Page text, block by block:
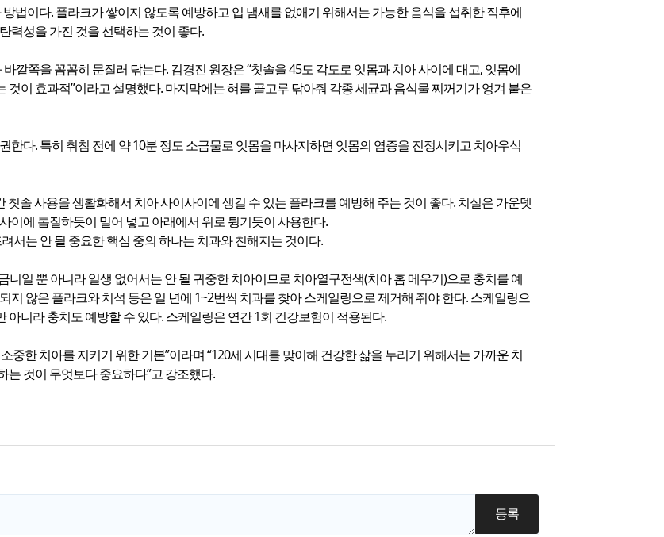
법이다. 플라크가 쌓이지 않도록 예방하고 입 냄새를 없애기 위해서는 가능한 음식을 섭취한 직후에
력성을 가진 것을 선택하는 것이 좋다.
깥쪽을 꼼꼼히 문질러 닦는다. 김경진 원장은 “칫솔을 45도 각도로 잇몸과 치아 사이에 대고, 잇몸에
이 효과적”이라고 설명했다. 마지막에는 혀를 골고루 닦아줘 각종 세균과 음식물 찌꺼기가 엉겨 붙은
한다. 특히 취침 전에 약 10분 정도 소금물로 잇몸을 마사지하면 잇몸의 염증을 진정시키고 치아우식
솔 사용을 생활화해서 치아 사이사이에 생길 수 있는 플라크를 예방해 주는 것이 좋다. 치실은 가운뎃
이에 톱질하듯이 밀어 넣고 아래에서 위로 튕기듯이 사용한다.
서는 안 될 중요한 핵심 중의 하나는 치과와 친해지는 것이다.
일 뿐 아니라 일생 없어서는 안 될 귀중한 치아이므로 치아열구전색(치아 홈 메우기)으로 충치를 예
지 않은 플라크와 치석 등은 일 년에 1~2번씩 치과를 찾아 스케일링으로 제거해 줘야 한다. 스케일링으
니라 충치도 예방할 수 있다. 스케일링은 연간 1회 건강보험이 적용된다.
중한 치아를 지키기 위한 기본”이라며 “120세 시대를 맞이해 건강한 삶을 누리기 위해서는 가까운 치
것이 무엇보다 중요하다”고 강조했다.